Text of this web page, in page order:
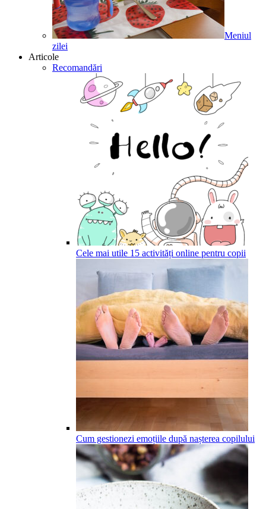
Meniul
zilei
Articole
Recomandări
Cele mai utile 15 activități online pentru copii
Cum gestionezi emoțiile după nașterea copilului